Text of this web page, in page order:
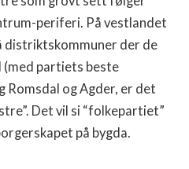
periferi. På vestlandet
distriktskommuner der de
(med partiets beste
Romsdal og Agder, er det
Det vil si “folkepartiet”
på bygda.